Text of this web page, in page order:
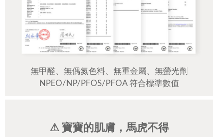
無甲醛、無偶氮色料、無重金屬、無螢光劑
NPEO/NP/PFOS/PFOA 符合標準數值
⚠ 寶寶的肌膚，馬虎不得